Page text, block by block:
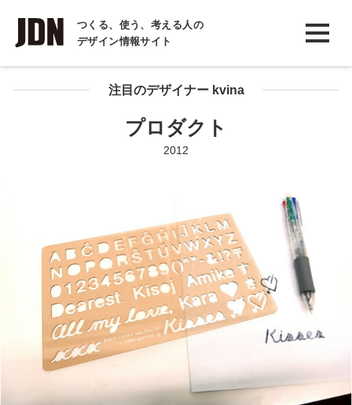
つくる、使う、考える人の
デザイン情報サイト
INTERVIEW
インタビュー
REPORT注目のデザイナー kvina
プロダクト
2012